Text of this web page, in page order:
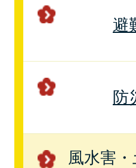
避
防
風水害